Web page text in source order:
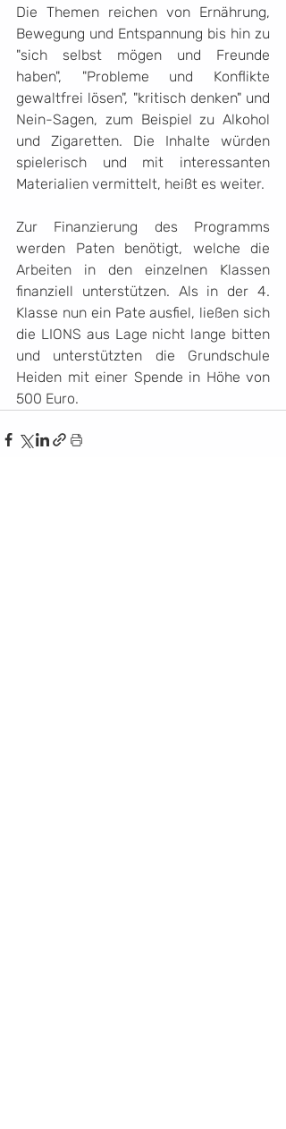
Die Themen reichen von Ernährung,
Bewegung und Entspannung bis hin zu
"sich selbst mögen und Freunde
haben", "Probleme und Konflikte
gewaltfrei lösen", "kritisch denken" und
Nein-Sagen, zum Beispiel zu Alkohol
und Zigaretten. Die Inhalte würden
spielerisch und mit interessanten
Materialien vermittelt, heißt es weiter.
Zur Finanzierung des Programms
werden Paten benötigt, welche die
Arbeiten in den einzelnen Klassen
finanziell unterstützen. Als in der 4.
Klasse nun ein Pate ausfiel, ließen sich
die LIONS aus Lage nicht lange bitten
und unterstützten die Grundschule
Heiden mit einer Spende in Höhe von
500 Euro.